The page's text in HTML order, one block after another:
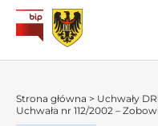
Strona główna > Uchwały
Uchwała nr 112/2002 –